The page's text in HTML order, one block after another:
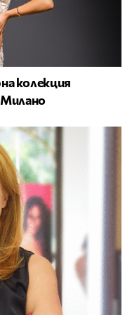
колекция
Милано